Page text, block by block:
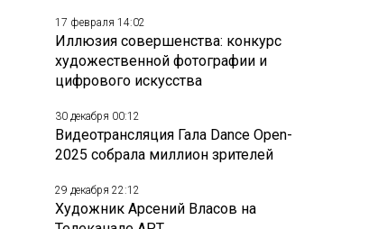
17 февраля 14:02
Иллюзия совершенства: конкурс
художественной фотографии и
цифрового искусства
30 декабря 00:12
Видеотрансляция Гала Dance Open-
2025 собрала миллион зрителей
29 декабря 22:12
Художник Арсений Власов на